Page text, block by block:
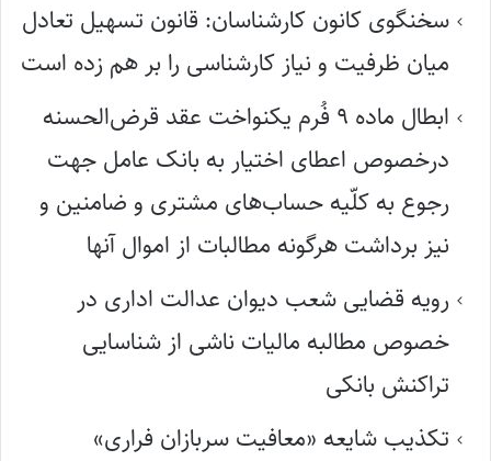
سخنگوی کانون کارشناسان: قانون تسهیل تعادل
میان ظرفیت و نیاز کارشناسی را بر هم زده است
ابطال ماده ۹ فُرم یکنواخت عقد قرض‌الحسنه
درخصوص اعطای اختیار به بانک عامل جهت
رجوع به کلّیه حساب‌های مشتری و ضامنین و
نیز برداشت هرگونه مطالبات از اموال آنها
رویه قضایی شعب دیوان عدالت اداری در
خصوص مطالبه مالیات ناشی از شناسایی
تراکنش بانکی
تکذیب شایعه «معافیت سربازان فراری»